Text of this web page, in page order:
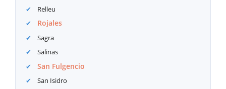
Relleu
Rojales
Sagra
Salinas
San Fulgencio
San Isidro